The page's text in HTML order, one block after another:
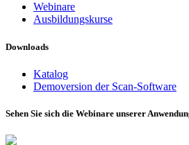
Webinare
Ausbildungskurse
Downloads
Katalog
Demoversion der Scan-Software
Sehen Sie sich die Webinare unserer